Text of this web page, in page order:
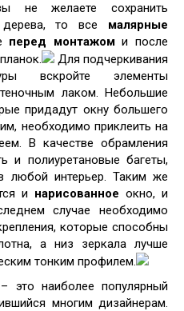
не желаете сохранить
дерева, то все малярные
перед монтажоми после
Для подчеркивания
вскройте элементы
лаком. Небольшие
придадут окну большего
необходимо приклеить на
В качестве обрамления
и полиуретановые багеты,
любой интерьер. Таким же
и нарисованное окно, и
случае необходимо
которые способны
а низ зеркала лучше
тонким профилем.
– это наиболее популярный
многим дизайнерам.